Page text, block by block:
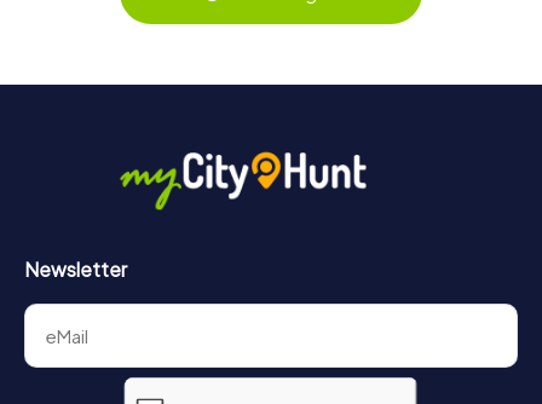
behält ihr jederzeit den Überblick. So wird die
Newsletter